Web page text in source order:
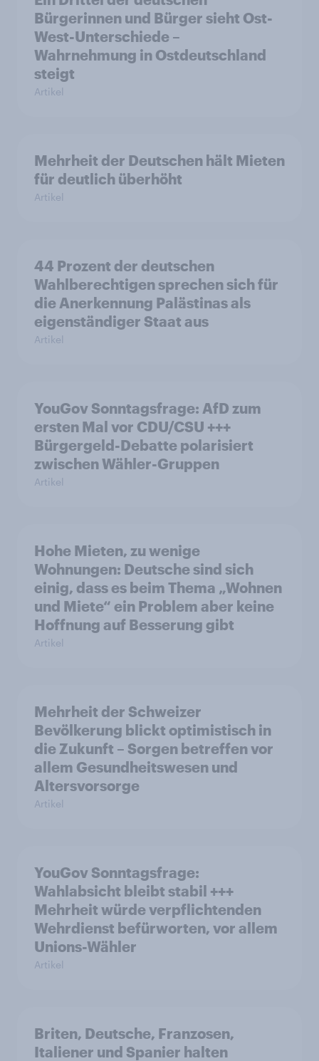
Bürgerinnen und Bürger sieht Ost-
West-Unterschiede –
Wahrnehmung in Ostdeutschland
steigt
Artikel
Mehrheit der Deutschen hält Mieten
für deutlich überhöht
Artikel
44 Prozent der deutschen
Wahlberechtigen sprechen sich für
die Anerkennung Palästinas als
eigenständiger Staat aus
Artikel
YouGov Sonntagsfrage: AfD zum
ersten Mal vor CDU/CSU +++
Bürgergeld-Debatte polarisiert
zwischen Wähler-Gruppen
Artikel
Hohe Mieten, zu wenige
Wohnungen: Deutsche sind sich
einig, dass es beim Thema „Wohnen
und Miete“ ein Problem aber keine
Hoffnung auf Besserung gibt
Artikel
Mehrheit der Schweizer
Bevölkerung blickt optimistisch in
die Zukunft – Sorgen betreffen vor
allem Gesundheitswesen und
Altersvorsorge
Artikel
YouGov Sonntagsfrage:
Wahlabsicht bleibt stabil +++
Mehrheit würde verpflichtenden
Wehrdienst befürworten, vor allem
Unions-Wähler
Artikel
Briten, Deutsche, Franzosen,
Italiener und Spanier halten